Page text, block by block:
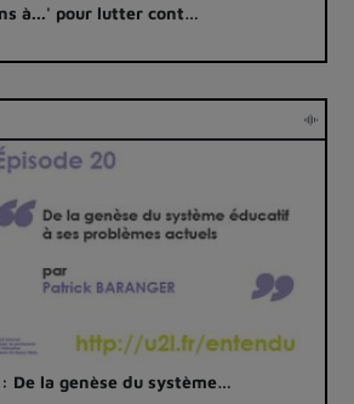
à...' pour lutter cont…
De la genèse du système…